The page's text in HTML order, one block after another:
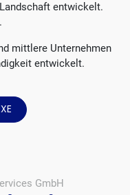
entwickelt.
mittlere Unternehmen
entwickelt.
GmbH